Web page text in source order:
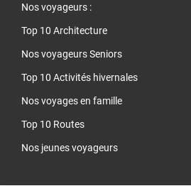
Nos voyageurs :
Top 10 Architecture
Nos voyageurs Seniors
Top 10 Activités hivernales
Nos voyages en famille
Top 10 Routes
Nos jeunes voyageurs